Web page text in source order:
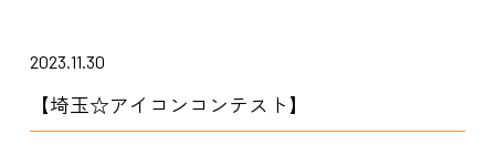
2023.11.30
【埼玉☆アイコンコンテスト】